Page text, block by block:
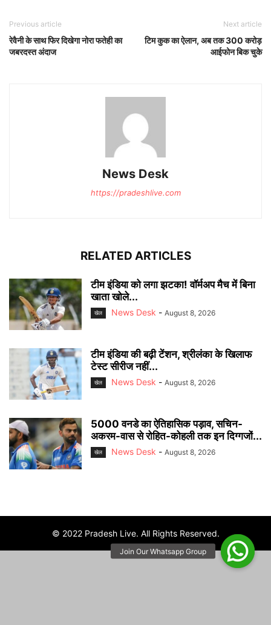
Previous article
रेवैनी के साथ फिर दिखेगा नोरा फतेही का
जबरदस्त अंदाज
Next article
टिम कुक का ऐलान, अब तक 300 करोड़
आईफोन बिक चुके
News Desk
https://pradeshlive.com
RELATED ARTICLES
टीम इंडिया को लगा झटका! वॉर्मअप मैच में बिना
खाता खोले...
खेल News Desk - August 8, 2026
टीम इंडिया की बढ़ी टेंशन, श्रीलंका के खिलाफ
टेस्ट सीरीज नहीं...
खेल News Desk - August 8, 2026
5000 वनडे का ऐतिहासिक पड़ाव, सचिन-
अकरम-वास से रोहित-कोहली तक इन दिग्गजों...
खेल News Desk - August 8, 2026
© 2022 Pradesh Live. All Rights Reserved.